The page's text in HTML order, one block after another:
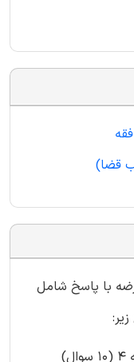
قضا)
با پاسخ شامل